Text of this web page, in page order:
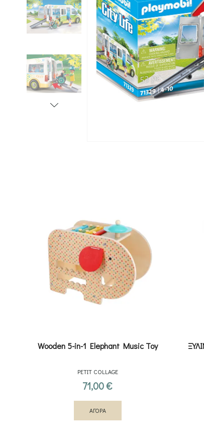
Wooden 5-in-1 Elephant Music Toy
PETIT COLLAGE
71,00€
ΑΓΟΡΑ